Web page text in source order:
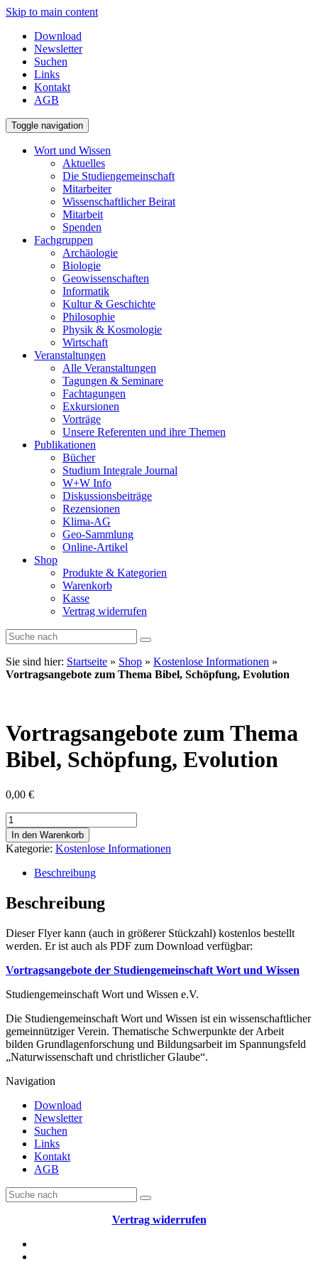
Skip to main content
Download
Newsletter
Suchen
Links
Kontakt
AGB
Toggle navigation
Wort und Wissen
Aktuelles
Die Studiengemeinschaft
Mitarbeiter
Wissenschaftlicher Beirat
Mitarbeit
Spenden
Fachgruppen
Archäologie
Biologie
Geowissenschaften
Informatik
Kultur & Geschichte
Philosophie
Physik & Kosmologie
Wirtschaft
Veranstaltungen
Alle Veranstaltungen
Tagungen & Seminare
Fachtagungen
Exkursionen
Vorträge
Unsere Referenten und ihre Themen
Publikationen
Bücher
Studium Integrale Journal
W+W Info
Diskussionsbeiträge
Rezensionen
Klima-AG
Geo-Sammlung
Online-Artikel
Shop
Produkte & Kategorien
Warenkorb
Kasse
Vertrag widerrufen
Sie sind hier: Startseite » Shop » Kostenlose Informationen »
Vortragsangebote zum Thema Bibel, Schöpfung, Evolution
Vortragsangebote zum Thema
Bibel, Schöpfung, Evolution
0,00 €
Vortragsangebote
zum
Thema
Bibel,
Schöpfung,
Evolution
Menge
In den Warenkorb
Kategorie: Kostenlose Informationen
Beschreibung
Beschreibung
Dieser Flyer kann (auch in größerer Stückzahl) kostenlos bestellt
werden. Er ist auch als PDF zum Download verfügbar:
Vortragsangebote der Studiengemeinschaft Wort und Wissen
Studiengemeinschaft Wort und Wissen e.V.
Die Studiengemeinschaft Wort und Wissen ist ein wissenschaftlicher
gemeinnütziger Verein. Thematische Schwerpunkte der Arbeit
bilden Grundlagenforschung und Bildungsarbeit im Spannungsfeld
„Naturwissenschaft und christlicher Glaube“.
Navigation
Download
Newsletter
Suchen
Links
Kontakt
AGB
Vertrag widerrufen